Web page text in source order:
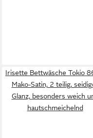
Irisette Bettwäsche Tokio
Mako-Satin, 2 teilig,
Glanz, besonders weich
hautschmeichelnd